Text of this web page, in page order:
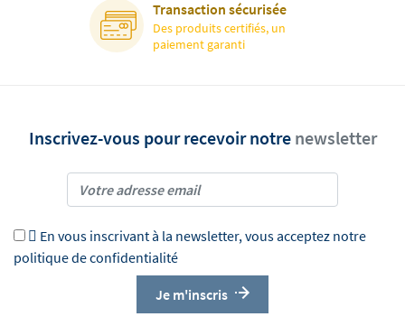
Transaction sécurisée
Des produits certifiés, un
paiement garanti
Inscrivez-vous pour recevoir notre newsletter
 En vous inscrivant à la newsletter, vous acceptez notre
politique de confidentialité
Je m'inscris